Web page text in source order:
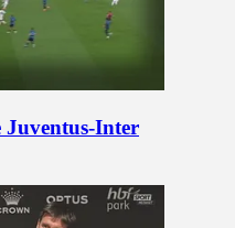
Juventus-Inter